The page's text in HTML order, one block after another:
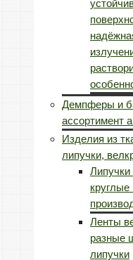
Демпферы и
ассортимент
Изделия из
липучки,
Липучки
круглые
Ленты
разные
липучки